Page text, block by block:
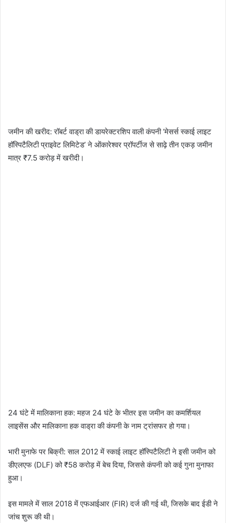
​जमीन की खरीद: रॉबर्ट वाड्रा की डायरेक्टरशिप वाली कंपनी ‘मेसर्स स्काई लाइट
हॉस्पिटैलिटी प्राइवेट लिमिटेड’ ने ओंकारेश्वर प्रॉपर्टीज से साढ़े तीन एकड़ जमीन
मात्र ₹7.5 करोड़ में खरीदी।
​24 घंटे में मालिकाना हक: महज 24 घंटे के भीतर इस जमीन का कमर्शियल
लाइसेंस और मालिकाना हक वाड्रा की कंपनी के नाम ट्रांसफर हो गया।
​भारी मुनाफे पर बिक्री: साल 2012 में स्काई लाइट हॉस्पिटैलिटी ने इसी जमीन को
डीएलएफ (DLF) को ₹58 करोड़ में बेच दिया, जिससे कंपनी को कई गुना मुनाफा
हुआ।
​इस मामले में साल 2018 में एफआईआर (FIR) दर्ज की गई थी, जिसके बाद ईडी ने
जांच शुरू की थी।